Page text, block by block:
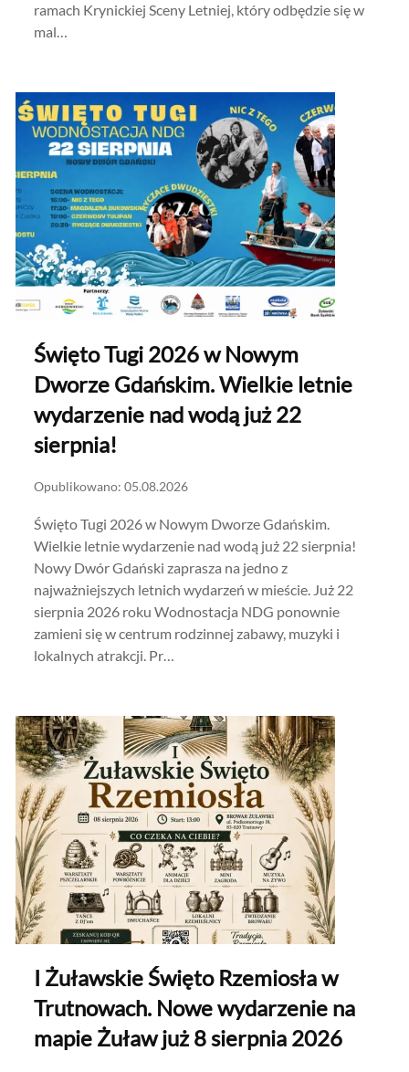
ramach Krynickiej Sceny Letniej, który odbędzie się w
mal…
Święto Tugi 2026 w Nowym
Dworze Gdańskim. Wielkie letnie
wydarzenie nad wodą już 22
sierpnia!
Opublikowano: 05.08.2026
Święto Tugi 2026 w Nowym Dworze Gdańskim.
Wielkie letnie wydarzenie nad wodą już 22 sierpnia!
Nowy Dwór Gdański zaprasza na jedno z
najważniejszych letnich wydarzeń w mieście. Już 22
sierpnia 2026 roku Wodnostacja NDG ponownie
zamieni się w centrum rodzinnej zabawy, muzyki i
lokalnych atrakcji. Pr…
I Żuławskie Święto Rzemiosła w
Trutnowach. Nowe wydarzenie na
mapie Żuław już 8 sierpnia 2026